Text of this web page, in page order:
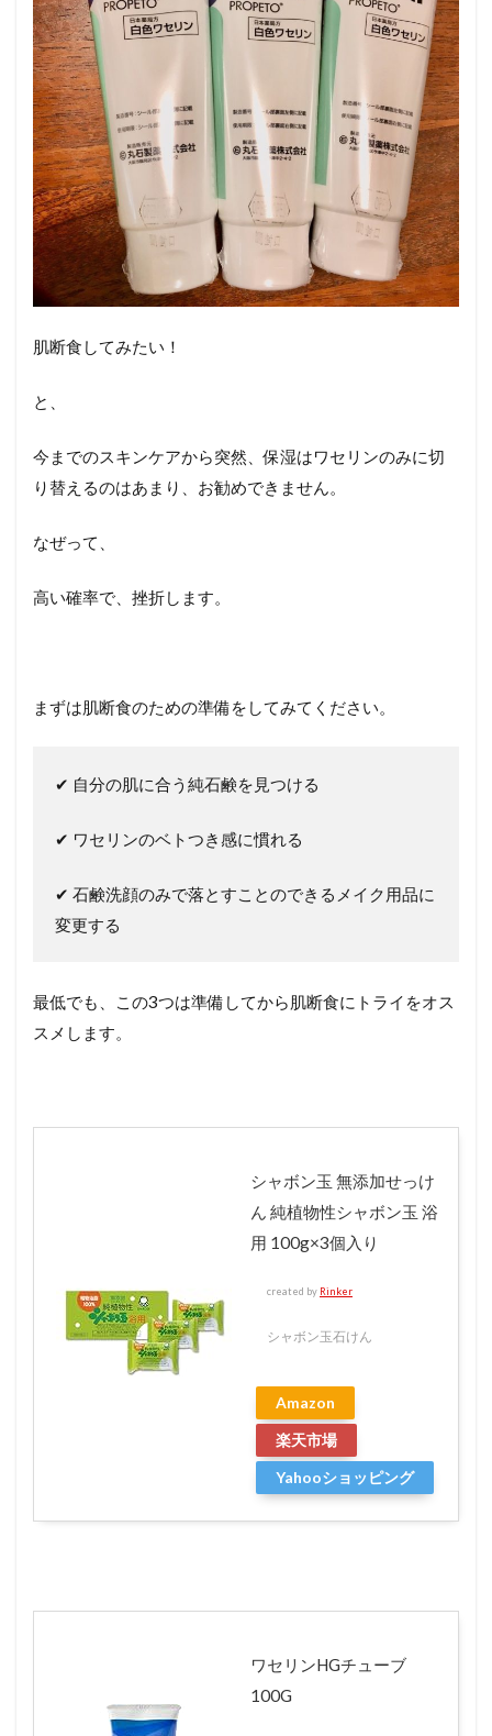
肌断食してみたい！
と、
今までのスキンケアから突然、保湿はワセリンのみに切
り替えるのはあまり、お勧めできません。
なぜって、
高い確率で、挫折します。
まずは肌断食のための準備をしてみてください。
✔︎ 自分の肌に合う純石鹸を見つける
✔︎ ワセリンのベトつき感に慣れる
✔︎ 石鹸洗顔のみで落とすことのできるメイク用品に
変更する
最低でも、この3つは準備してから肌断食にトライをオス
スメします。
シャボン玉 無添加せっけ
ん 純植物性シャボン玉 浴
用 100g×3個入り
created by Rinker
シャボン玉石けん
Amazon
楽天市場
Yahooショッピング
ワセリンHGチューブ
100G